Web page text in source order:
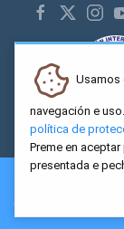
2026 CIG.
Caaveiro 10,
Usamos
navegación e
política de
Preme en
presentada e